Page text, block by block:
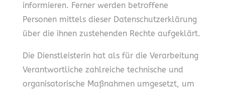
informieren. Ferner werden betroffene
Personen mittels dieser Datenschutzerklärung
über die ihnen zustehenden Rechte aufgeklärt.
Die Dienstleisterin hat als für die Verarbeitung
Verantwortliche zahlreiche technische und
organisatorische Maßnahmen umgesetzt, um